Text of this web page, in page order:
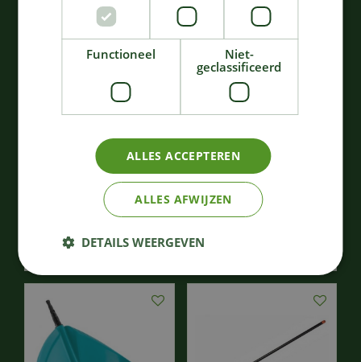
telescoopsteel 160-
290cm
63,59
Bestellen
spade t-greep
€ 48
Bestellen
Functioneel
Niet-
geclassificeerd
ALLES ACCEPTEREN
ALLES AFWIJZEN
DETAILS WEERGEVEN